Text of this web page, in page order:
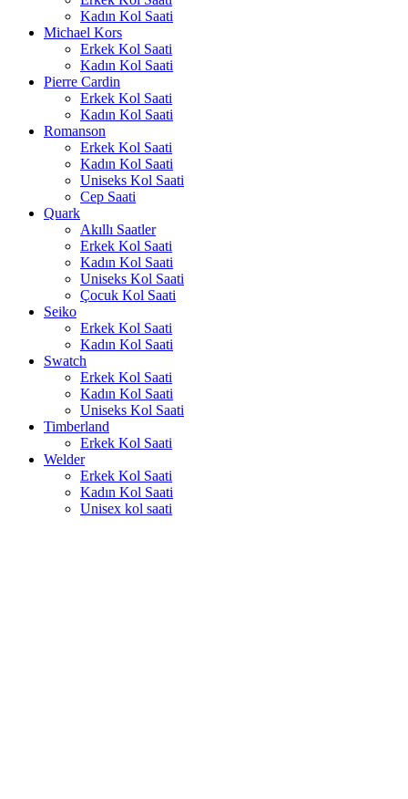
Kadın Kol Saati
Michael Kors
Erkek Kol Saati
Kadın Kol Saati
Pierre Cardin
Erkek Kol Saati
Kadın Kol Saati
Romanson
Erkek Kol Saati
Kadın Kol Saati
Uniseks Kol Saati
Cep Saati
Quark
Akıllı Saatler
Erkek Kol Saati
Kadın Kol Saati
Uniseks Kol Saati
Çocuk Kol Saati
Seiko
Erkek Kol Saati
Kadın Kol Saati
Swatch
Erkek Kol Saati
Kadın Kol Saati
Uniseks Kol Saati
Timberland
Erkek Kol Saati
Welder
Erkek Kol Saati
Kadın Kol Saati
Unisex kol saati